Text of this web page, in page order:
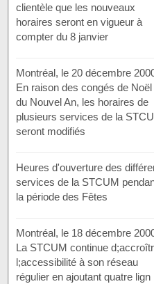
clientèle que les nouveaux
horaires seront en vigueur à
compter du 8 janvier
Montréal, le 20 décembre
En raison des congés de Noël
du Nouvel An, les horaires de
plusieurs services de la
seront modifiés
Heures d'ouverture des
services de la STCUM
la période des Fêtes
Montréal, le 18 décembre
La STCUM continue
l;accessibilité à son réseau
régulier en ajoutant quatre lign